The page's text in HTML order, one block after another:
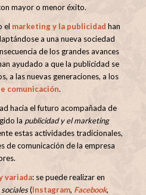
mayor o menor éxito.
el marketing y la publicidad han
a una nueva sociedad
de los grandes avances
ayudado a que la publicidad se
a las nuevas generaciones, a los
comunicación.
hacia el futuro acompañada de
la publicidad y el marketing
estas actividades tradicionales,
de comunicación de la empresa
variada: se puede realizar en
(Instagram, Facebook,